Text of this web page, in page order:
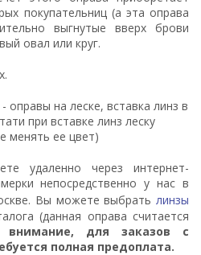
покупательниц (а эта оправа
выгнутые вверх брови
овал или круг.
оправы на леске, вставка линз в
при вставке линз леску
менять ее цвет)
удаленно через интернет-
непосредственно у нас в
Вы можете выбрать линзы
(данная оправа считается
внимание, для заказов с
полная предоплата.